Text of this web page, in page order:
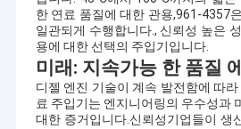
한 연료 품질에 대한 관용,961-4357
일관되게 수행합니다., 신뢰성 높은
용에 대한 선택의 주입기입니다.
미래: 지속가능 한 품질
디젤 엔진 기술이 계속 발전함에 따
료 주입기는 엔지니어링의 우수성과
대한 증거입니다.신뢰성기업들이 생